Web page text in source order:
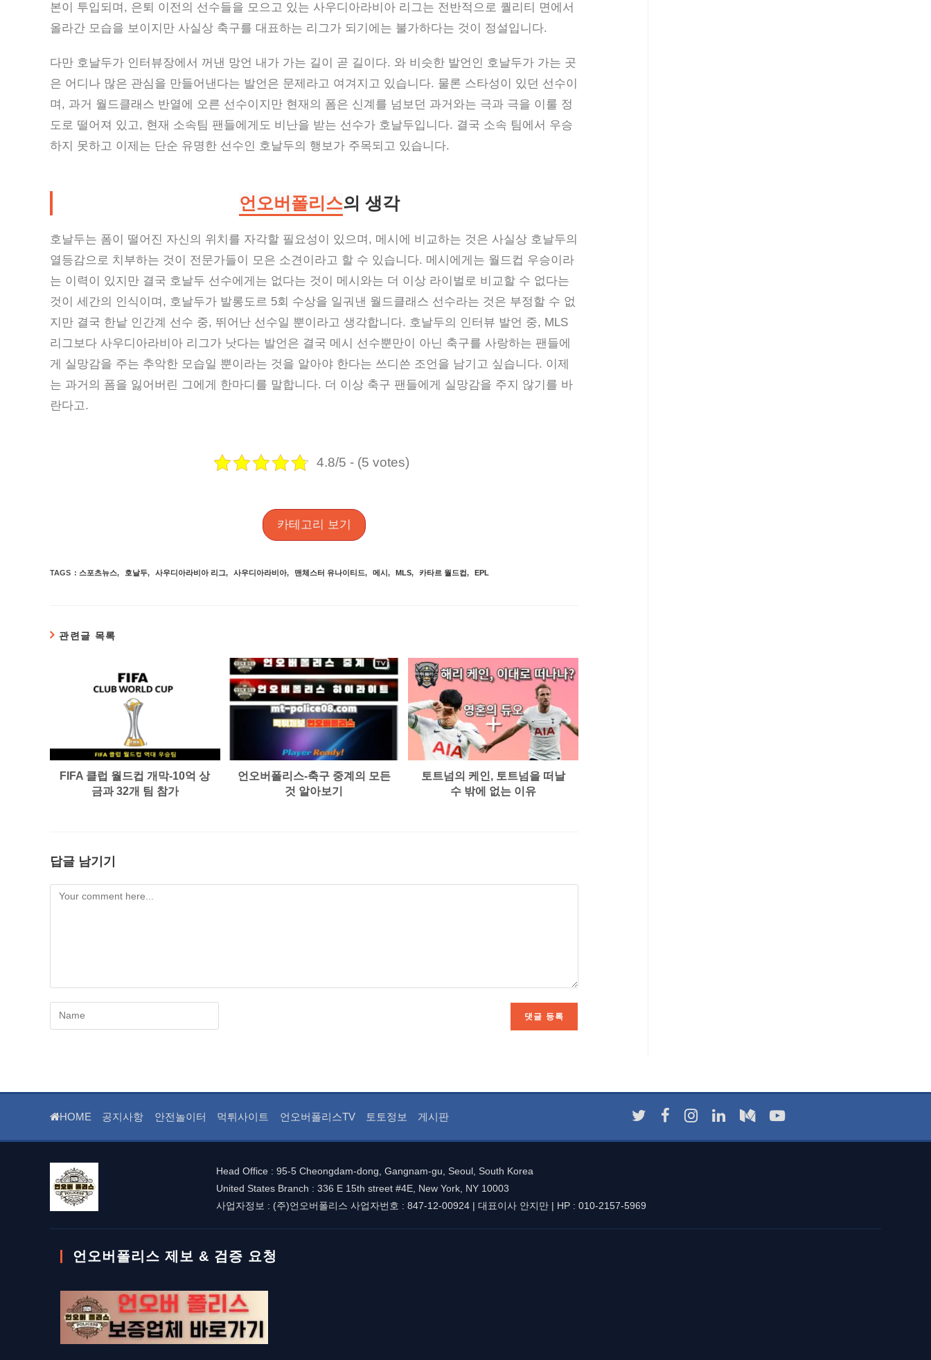
본이 투입되며, 은퇴 이전의 선수들을 모으고 있는 사우디아라비아 리그는 전반적으로 퀄리티 면에서
올라간 모습을 보이지만 사실상 축구를 대표하는 리그가 되기에는 불가하다는 것이 정설입니다.
다만 호날두가 인터뷰장에서 꺼낸 망언 내가 가는 길이 곧 길이다. 와 비슷한 발언인 호날두가 가는 곳
은 어디나 많은 관심을 만들어낸다는 발언은 문제라고 여겨지고 있습니다. 물론 스타성이 있던 선수이
며, 과거 월드클래스 반열에 오른 선수이지만 현재의 폼은 신계를 넘보던 과거와는 극과 극을 이룰 정
도로 떨어져 있고, 현재 소속팀 팬들에게도 비난을 받는 선수가 호날두입니다. 결국 소속 팀에서 우승
하지 못하고 이제는 단순 유명한 선수인 호날두의 행보가 주목되고 있습니다.
언오버폴리스의 생각
호날두는 폼이 떨어진 자신의 위치를 자각할 필요성이 있으며, 메시에 비교하는 것은 사실상 호날두의
열등감으로 치부하는 것이 전문가들이 모은 소견이라고 할 수 있습니다. 메시에게는 월드컵 우승이라
는 이력이 있지만 결국 호날두 선수에게는 없다는 것이 메시와는 더 이상 라이벌로 비교할 수 없다는
것이 세간의 인식이며, 호날두가 발롱도르 5회 수상을 일궈낸 월드클래스 선수라는 것은 부정할 수 없
지만 결국 한낱 인간계 선수 중, 뛰어난 선수일 뿐이라고 생각합니다. 호날두의 인터뷰 발언 중, MLS
리그보다 사우디아라비아 리그가 낫다는 발언은 결국 메시 선수뿐만이 아닌 축구를 사랑하는 팬들에
게 실망감을 주는 추악한 모습일 뿐이라는 것을 알아야 한다는 쓰디쓴 조언을 남기고 싶습니다. 이제
는 과거의 폼을 잃어버린 그에게 한마디를 말합니다. 더 이상 축구 팬들에게 실망감을 주지 않기를 바
란다고.
4.8/5 - (5 votes)
카테고리 보기
TAGS : 스포츠뉴스, 호날두, 사우디아라비아 리그, 사우디아라비아, 맨체스터 유나이티드, 메시, MLS, 카타르 월드컵, EPL
관련글 목록
FIFA 클럽 월드컵 개막-10억 상
금과 32개 팀 참가
언오버폴리스-축구 중계의 모든
것 알아보기
토트넘의 케인, 토트넘을 떠날
수 밖에 없는 이유
답글 남기기
Comment
Enter
your
to
comment
HOME 공지사항 안전놀이터 먹튀사이트 언오버폴리스TV 토토정보 게시판
Head Office : 95-5 Cheongdam-dong, Gangnam-gu, Seoul, South Korea
United States Branch : 336 E 15th street #4E, New York, NY 10003
사업자정보 : (주)언오버폴리스 사업자번호 : 847-12-00924 | 대표이사 안지만 | HP : 010-2157-5969
언오버폴리스 제보 & 검증 요청